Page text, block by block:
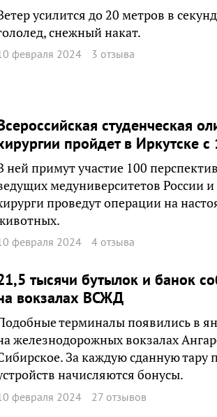
усилится до 20 метров в
снежный накат.
февраля 2024 3 отзыва
студенческая
пройдет в Иркутске
ней примут участие 100
медуниверситетов России
проведут операции на
февраля 2024 4 отзыва
тысячи бутылок и банок
вокзалах ВСЖД
терминалы появились в
железнодорожных вокзалах
За каждую сданную тару
начисляются бонусы.
февраля 2024 27 отзывов